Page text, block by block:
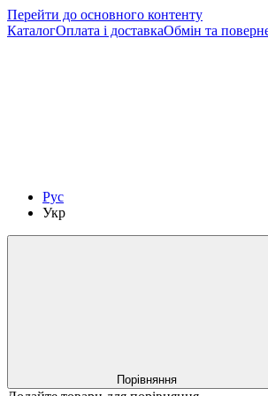
Перейти до основного контенту
КаталогОплата і доставкаОбмін та
Рус
Укр
Порівняння